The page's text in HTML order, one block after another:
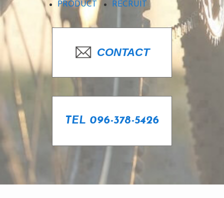
PRODUCT
RECRUIT
CONTACT
TEL 096-378-5426